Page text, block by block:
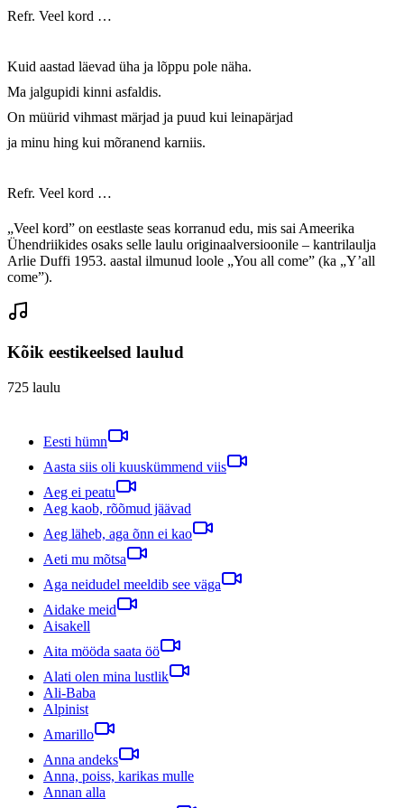
Refr. Veel kord …
Kuid aastad läevad üha ja lõppu pole näha.
Ma jalgupidi kinni asfaldis.
On müürid vihmast märjad ja puud kui leinapärjad
ja minu hing kui mõranend karniis.
Refr. Veel kord …
„Veel kord” on eestlaste seas korranud edu, mis sai Ameerika
Ühendriikides osaks selle laulu originaalversioonile – kantrilaulja
Arlie Duffi 1953. aastal ilmunud loole „You all come” (ka „Y’all
come”).
Kõik eestikeelsed laulud
725 laulu
Eesti hümn
Aasta siis oli kuuskümmend viis
Aeg ei peatu
Aeg kaob, rõõmud jäävad
Aeg läheb, aga õnn ei kao
Aeti mu mõtsa
Aga neidudel meeldib see väga
Aidake meid
Aisakell
Aita mööda saata öö
Alati olen mina lustlik
Ali-Baba
Alpinist
Amarillo
Anna andeks
Anna, poiss, karikas mulle
Annan alla